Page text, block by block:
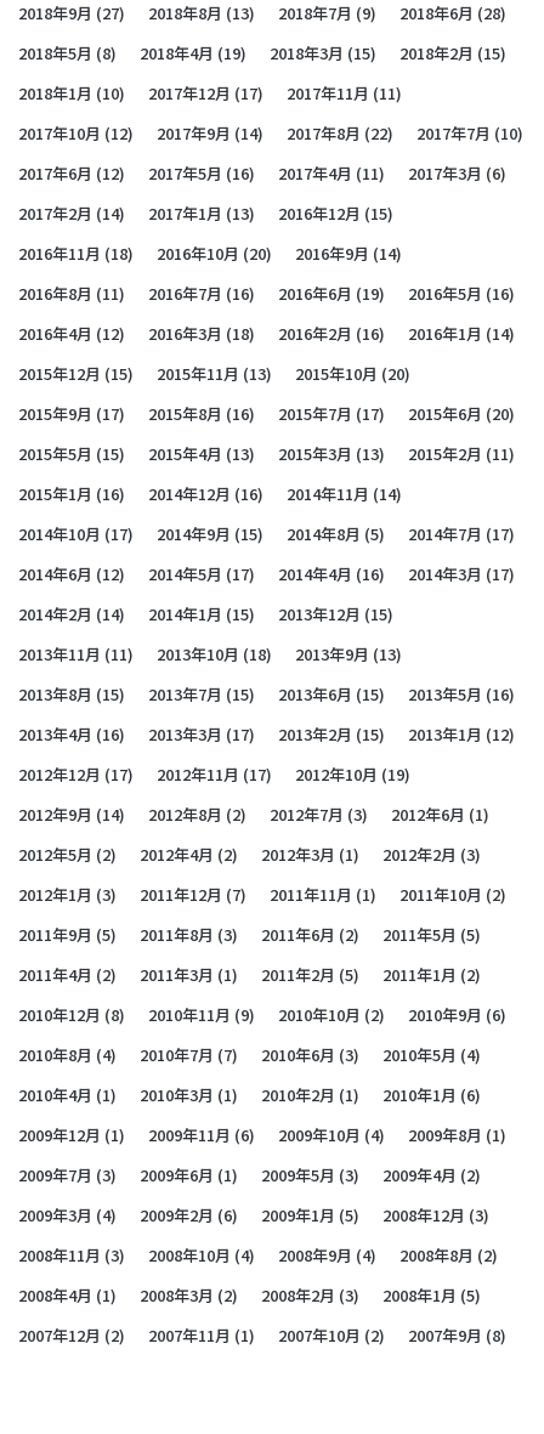
2018年9月 (27) 2018年8月 (13) 2018年7月 (9) 2018年6月 (28)
2018年5月 (8) 2018年4月 (19) 2018年3月 (15) 2018年2月 (15)
2018年1月 (10) 2017年12月 (17) 2017年11月 (11)
2017年10月 (12) 2017年9月 (14) 2017年8月 (22) 2017年7月 (10)
2017年6月 (12) 2017年5月 (16) 2017年4月 (11) 2017年3月 (6)
2017年2月 (14) 2017年1月 (13) 2016年12月 (15)
2016年11月 (18) 2016年10月 (20) 2016年9月 (14)
2016年8月 (11) 2016年7月 (16) 2016年6月 (19) 2016年5月 (16)
2016年4月 (12) 2016年3月 (18) 2016年2月 (16) 2016年1月 (14)
2015年12月 (15) 2015年11月 (13) 2015年10月 (20)
2015年9月 (17) 2015年8月 (16) 2015年7月 (17) 2015年6月 (20)
2015年5月 (15) 2015年4月 (13) 2015年3月 (13) 2015年2月 (11)
2015年1月 (16) 2014年12月 (16) 2014年11月 (14)
2014年10月 (17) 2014年9月 (15) 2014年8月 (5) 2014年7月 (17)
2014年6月 (12) 2014年5月 (17) 2014年4月 (16) 2014年3月 (17)
2014年2月 (14) 2014年1月 (15) 2013年12月 (15)
2013年11月 (11) 2013年10月 (18) 2013年9月 (13)
2013年8月 (15) 2013年7月 (15) 2013年6月 (15) 2013年5月 (16)
2013年4月 (16) 2013年3月 (17) 2013年2月 (15) 2013年1月 (12)
2012年12月 (17) 2012年11月 (17) 2012年10月 (19)
2012年9月 (14) 2012年8月 (2) 2012年7月 (3) 2012年6月 (1)
2012年5月 (2) 2012年4月 (2) 2012年3月 (1) 2012年2月 (3)
2012年1月 (3) 2011年12月 (7) 2011年11月 (1) 2011年10月 (2)
2011年9月 (5) 2011年8月 (3) 2011年6月 (2) 2011年5月 (5)
2011年4月 (2) 2011年3月 (1) 2011年2月 (5) 2011年1月 (2)
2010年12月 (8) 2010年11月 (9) 2010年10月 (2) 2010年9月 (6)
2010年8月 (4) 2010年7月 (7) 2010年6月 (3) 2010年5月 (4)
2010年4月 (1) 2010年3月 (1) 2010年2月 (1) 2010年1月 (6)
2009年12月 (1) 2009年11月 (6) 2009年10月 (4) 2009年8月 (1)
2009年7月 (3) 2009年6月 (1) 2009年5月 (3) 2009年4月 (2)
2009年3月 (4) 2009年2月 (6) 2009年1月 (5) 2008年12月 (3)
2008年11月 (3) 2008年10月 (4) 2008年9月 (4) 2008年8月 (2)
2008年4月 (1) 2008年3月 (2) 2008年2月 (3) 2008年1月 (5)
2007年12月 (2) 2007年11月 (1) 2007年10月 (2) 2007年9月 (8)